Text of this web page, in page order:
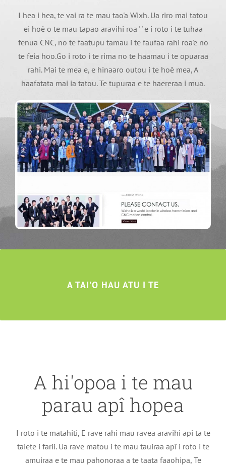
I hea i hea, te vai ra te mau tao'a Wixh. Ua riro mai tatou
ei hoê o te mau tapao aravihi roa ' ' e i roto i te tuhaa
fenua CNC, no te faatupu tamau i te faufaa rahi roa'e no
te feia hoo.Go i roto i te rima no te haamau i te opuaraa
rahi. Mai te mea e, e hinaaro outou i te hoê mea, A
haafatata mai ia tatou. Te tupuraa e te haereraa i mua.
A TAI'O HAU ATU I TE
A hi'opoa i te mau
parau apî hopea
I roto i te matahiti, E rave rahi mau ravea aravihi apî ta te
taiete i farii. Ua rave matou i te mau tauiraa apî i roto i te
amuiraa e te mau pahonoraa a te taata faaohipa, Te